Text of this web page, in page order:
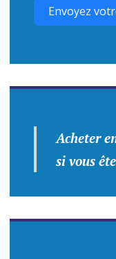
Envoyez
Acheter
si vous